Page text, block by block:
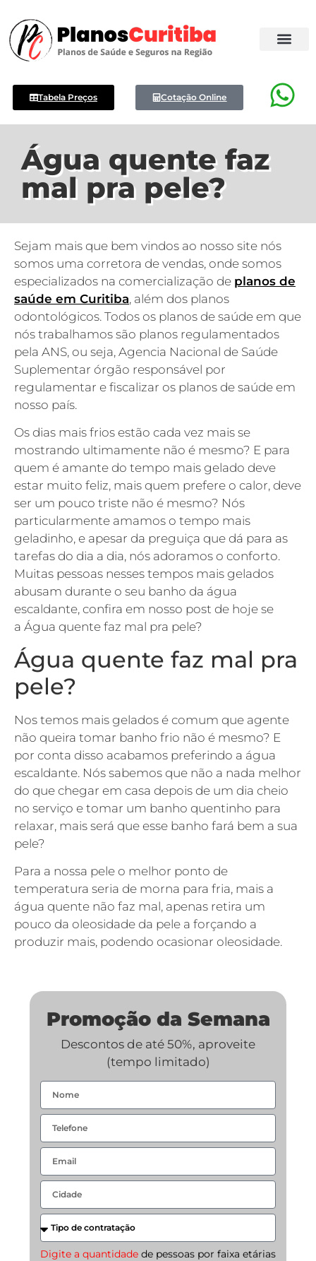
Tabela Preços Cotação Online
Água quente faz
mal pra pele?
Sejam mais que bem vindos ao nosso site nós
somos uma corretora de vendas, onde somos
especializados na comercialização de planos de
saúde em Curitiba, além dos planos
odontológicos. Todos os planos de saúde em que
nós trabalhamos são planos regulamentados
pela ANS, ou seja, Agencia Nacional de Saúde
Suplementar órgão responsável por
regulamentar e fiscalizar os planos de saúde em
nosso país.
Os dias mais frios estão cada vez mais se
mostrando ultimamente não é mesmo? E para
quem é amante do tempo mais gelado deve
estar muito feliz, mais quem prefere o calor, deve
ser um pouco triste não é mesmo? Nós
particularmente amamos o tempo mais
geladinho, e apesar da preguiça que dá para as
tarefas do dia a dia, nós adoramos o conforto.
Muitas pessoas nesses tempos mais gelados
abusam durante o seu banho da água
escaldante, confira em nosso post de hoje se
a Água quente faz mal pra pele?
Água quente faz mal pra
pele?
Nos temos mais gelados é comum que agente
não queira tomar banho frio não é mesmo? E
por conta disso acabamos preferindo a água
escaldante. Nós sabemos que não a nada melhor
do que chegar em casa depois de um dia cheio
no serviço e tomar um banho quentinho para
relaxar, mais será que esse banho fará bem a sua
pele?
Para a nossa pele o melhor ponto de
temperatura seria de morna para fria, mais a
água quente não faz mal, apenas retira um
pouco da oleosidade da pele a forçando a
produzir mais, podendo ocasionar oleosidade.
Promoção da Semana
Descontos de até 50%, aproveite
(tempo limitado)
Digite a quantidade de pessoas por faixa etárias